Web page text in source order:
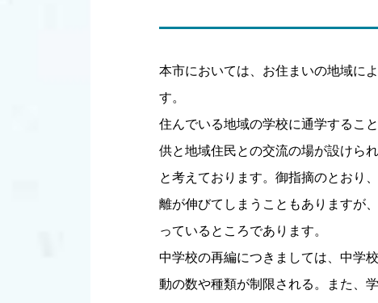
本市においては、お住まいの地域に
す。
住んでいる地域の学校に通学するこ
供と地域住民との交流の場が設けら
と考えております。御指摘のとおり
離が伸びてしまうこともありますが
っているところであります。
中学校の再編につきましては、中学
動の数や種類が制限される。また、